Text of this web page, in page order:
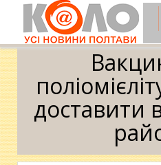
Головна » Новини »
поліомієліту обіцяють
доставити